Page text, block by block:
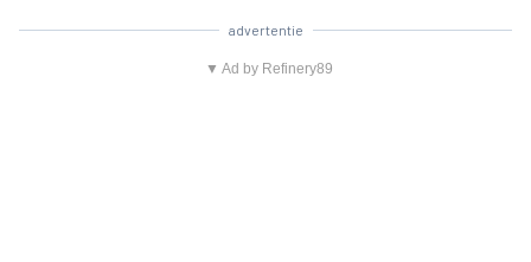
advertentie
▼ Ad by Refinery89